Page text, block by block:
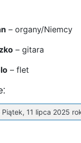
– organy/Niemcy
– gitara
– flet
Piątek, 11 lipca 2025